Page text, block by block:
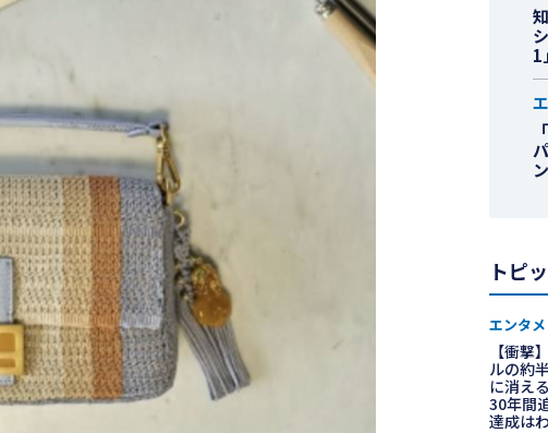
1
トピ
エンタメ
【衝撃
ルの約
に消え
30年間
達成は